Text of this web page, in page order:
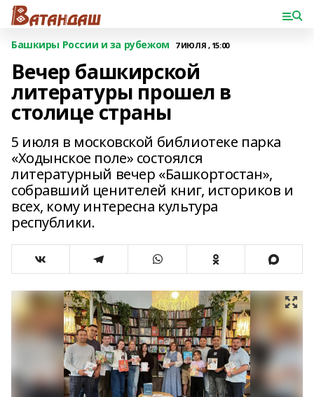
Башкиры России и за рубежом 7 ИЮЛЯ , 15:00
Вечер башкирской
литературы прошел в
столице страны
5 июля в московской библиотеке парка
«Ходынское поле» состоялся
литературный вечер «Башкортостан»,
собравший ценителей книг, историков и
всех, кому интересна культура
республики.